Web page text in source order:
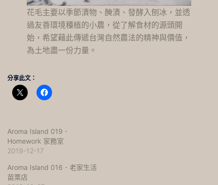
花毛主要以季節漬物、醃漬、發酵入刨冰，並透
過友善環境種植的小農，從了解食材的源頭開
始，希望藉此傳遞台灣自然農法的精神與價值，
為土地盡一份力量。
分享此文：
Aroma Island 019．
Homework 家務室
2019-12-17
Aroma Island 016．老家生活
苗栗店